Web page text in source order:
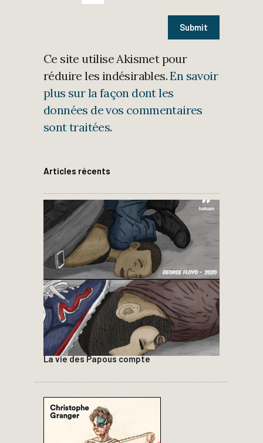
Ce site utilise Akismet pour
réduire les indésirables.En savoir
plus sur la façon dont les
données de vos commentaires
sont traitées.
Articles récents
La vie des Papous compte